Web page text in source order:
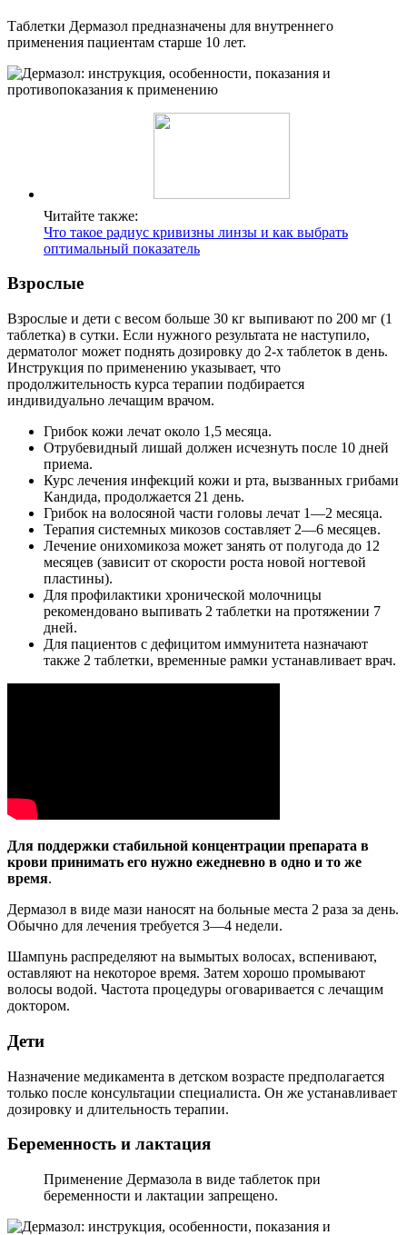
Таблетки Дермазол предназначены для внутреннего
применения пациентам старше 10 лет.
Читайте также:
Что такое радиус кривизны линзы и как выбрать
оптимальный показатель
Взрослые
Взрослые и дети с весом больше 30 кг выпивают по 200 мг (1
таблетка) в сутки. Если нужного результата не наступило,
дерматолог может поднять дозировку до 2-х таблеток в день.
Инструкция по применению указывает, что
продолжительность курса терапии подбирается
индивидуально лечащим врачом.
Грибок кожи лечат около 1,5 месяца.
Отрубевидный лишай должен исчезнуть после 10 дней
приема.
Курс лечения инфекций кожи и рта, вызванных грибами
Кандида, продолжается 21 день.
Грибок на волосяной части головы лечат 1—2 месяца.
Терапия системных микозов составляет 2—6 месяцев.
Лечение онихомикоза может занять от полугода до 12
месяцев (зависит от скорости роста новой ногтевой
пластины).
Для профилактики хронической молочницы
рекомендовано выпивать 2 таблетки на протяжении 7
дней.
Для пациентов с дефицитом иммунитета назначают
также 2 таблетки, временные рамки устанавливает врач.
Для поддержки стабильной концентрации препарата в
крови принимать его нужно ежедневно в одно и то же
время.
Дермазол в виде мази наносят на больные места 2 раза за день.
Обычно для лечения требуется 3—4 недели.
Шампунь распределяют на вымытых волосах, вспенивают,
оставляют на некоторое время. Затем хорошо промывают
волосы водой. Частота процедуры оговаривается с лечащим
доктором.
Дети
Назначение медикамента в детском возрасте предполагается
только после консультации специалиста. Он же устанавливает
дозировку и длительность терапии.
Беременность и лактация
Применение Дермазола в виде таблеток при
беременности и лактации запрещено.